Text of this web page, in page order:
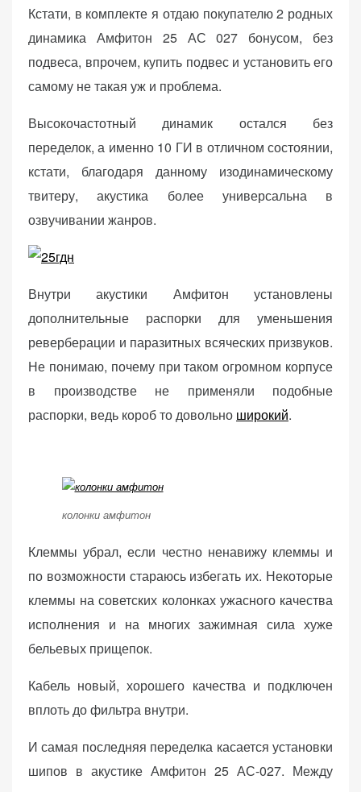
Кстати, в комплекте я отдаю покупателю 2 родных
динамика Амфитон 25 АС 027 бонусом, без
подвеса, впрочем, купить подвес и установить его
самому не такая уж и проблема.
Высокочастотный динамик остался без
переделок, а именно 10 ГИ в отличном состоянии,
кстати, благодаря данному изодинамическому
твитеру, акустика более универсальна в
озвучивании жанров.
Внутри акустики Амфитон установлены
дополнительные распорки для уменьшения
реверберации и паразитных всяческих призвуков.
Не понимаю, почему при таком огромном корпусе
в производстве не применяли подобные
распорки, ведь короб то довольно широкий.
колонки амфитон
Клеммы убрал, если честно ненавижу клеммы и
по возможности стараюсь избегать их. Некоторые
клеммы на советских колонках ужасного качества
исполнения и на многих зажимная сила хуже
бельевых прищепок.
Кабель новый, хорошего качества и подключен
вплоть до фильтра внутри.
И самая последняя переделка касается установки
шипов в акустике Амфитон 25 АС-027. Между